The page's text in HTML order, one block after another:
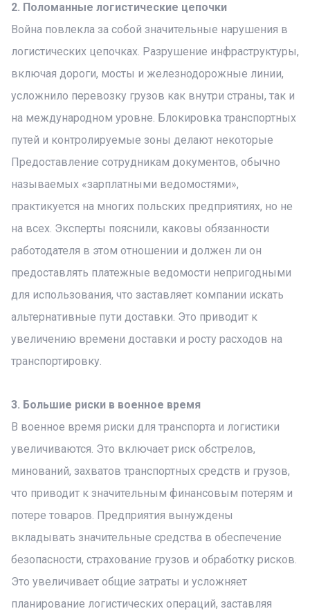
2. Поломанные логистические цепочки
Война повлекла за собой значительные нарушения в
логистических цепочках. Разрушение инфраструктуры,
включая дороги, мосты и железнодорожные линии,
усложнило перевозку грузов как внутри страны, так и
на международном уровне. Блокировка транспортных
путей и контролируемые зоны делают некоторые
Предоставление сотрудникам документов, обычно
называемых «зарплатными ведомостями»,
практикуется на многих польских предприятиях, но не
на всех. Эксперты пояснили, каковы обязанности
работодателя в этом отношении и должен ли он
предоставлять платежные ведомости непригодными
для использования, что заставляет компании искать
альтернативные пути доставки. Это приводит к
увеличению времени доставки и росту расходов на
транспортировку.
3. Большие риски в военное время
В военное время риски для транспорта и логистики
увеличиваются. Это включает риск обстрелов,
минований, захватов транспортных средств и грузов,
что приводит к значительным финансовым потерям и
потере товаров. Предприятия вынуждены
вкладывать значительные средства в обеспечение
безопасности, страхование грузов и обработку рисков.
Это увеличивает общие затраты и усложняет
планирование логистических операций, заставляя